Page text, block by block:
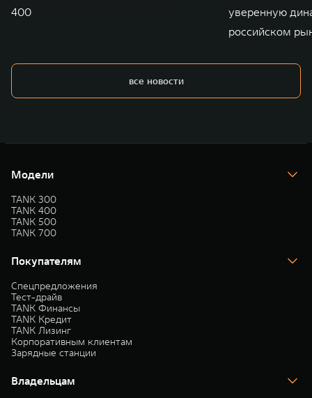
400
уверенную
российском
все новости
Модели
TANK 300
TANK 400
TANK 500
TANK 700
Покупателям
Спецпредложения
Тест-драйв
TANK Финансы
TANK Кредит
TANK Лизинг
Корпоративным клиентам
Зарядные станции
Владельцам